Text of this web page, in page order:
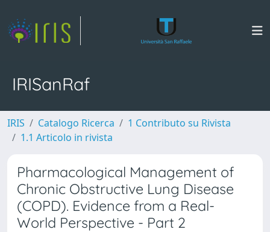
IRISanRaf
IRIS Catalogo Ricerca
1 Contributo su Rivista
1.1 Articolo in rivista
Pharmacological Management of
Chronic Obstructive Lung Disease
(COPD). Evidence from a Real-
World Perspective - Part 2